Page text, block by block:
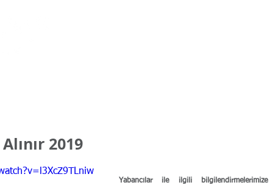
2019
Yabancılar ile ilgili bilgilendirmelerimize